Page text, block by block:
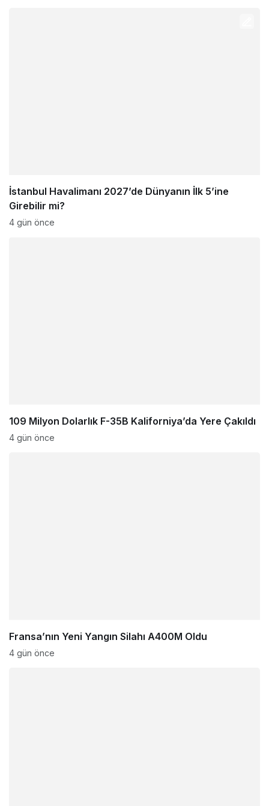
İstanbul Havalimanı 2027’de Dünyanın İlk 5’ine
Girebilir mi?
4 gün önce
109 Milyon Dolarlık F-35B Kaliforniya’da Yere Çakıldı
4 gün önce
Fransa’nın Yeni Yangın Silahı A400M Oldu
4 gün önce